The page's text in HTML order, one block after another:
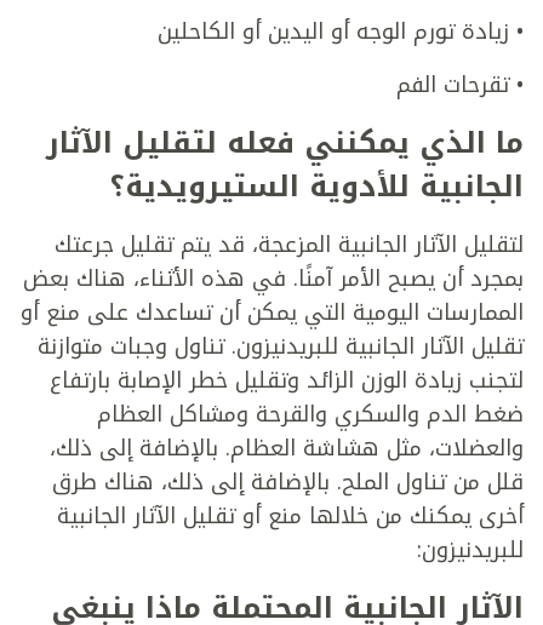
• زيادة تورم الوجه أو اليدين أو الكاحلين
• تقرحات الفم
ما الذي يمكنني فعله لتقليل الآثار
الجانبية للأدوية الستيرويدية؟
لتقليل الآثار الجانبية المزعجة، قد يتم تقليل جرعتك
بمجرد أن يصبح الأمر آمنًا. في هذه الأثناء، هناك بعض
الممارسات اليومية التي يمكن أن تساعدك على منع أو
تقليل الآثار الجانبية للبريدنيزون. تناول وجبات متوازنة
لتجنب زيادة الوزن الزائد وتقليل خطر الإصابة بارتفاع
ضغط الدم والسكري والقرحة ومشاكل العظام
والعضلات، مثل هشاشة العظام. بالإضافة إلى ذلك،
قلل من تناول الملح. بالإضافة إلى ذلك، هناك طرق
أخرى يمكنك من خلالها منع أو تقليل الآثار الجانبية
للبريدنيزون:
الآثار الجانبية المحتملة ماذا ينبغي